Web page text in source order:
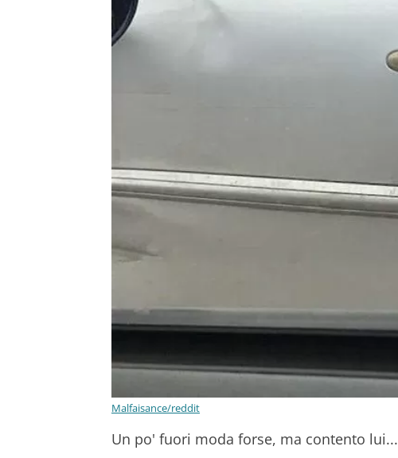
Malfaisance/reddit
Un po' fuori moda forse, ma contento lui...